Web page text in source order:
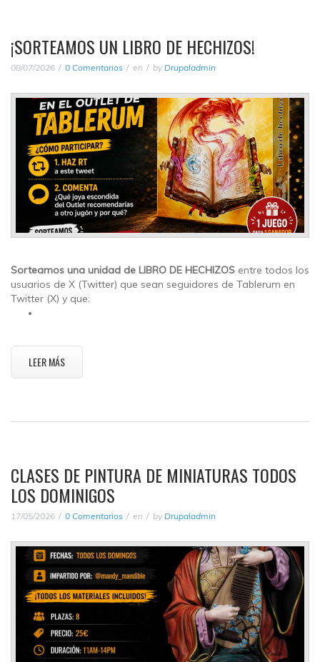
¡SORTEAMOS UN LIBRO DE HECHIZOS!
08/07/2026 0 Comentarios en by Drupaladmin
Sorteamos una unidad de LIBRO DE HECHIZOS entre todos los
usuarios de X (Twitter) que sean seguidores de Tablerum en
Twitter (X) y que:
LEER MÁS
CLASES DE PINTURA DE MINIATURAS TODOS
LOS DOMINIGOS
17/05/2026 0 Comentarios en by Drupaladmin